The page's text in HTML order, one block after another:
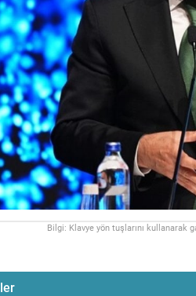
Bilgi: Klavye yön tuşlarını kullanarak